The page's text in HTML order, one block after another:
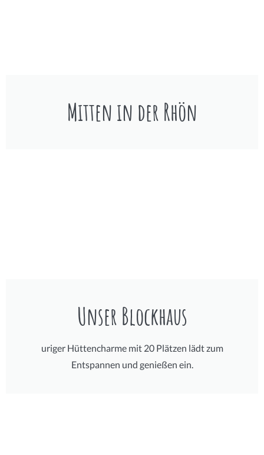
Mitten in der Rhön
Unser Blockhaus
uriger Hüttencharme mit 20 Plätzen lädt zum
Entspannen und genießen ein.